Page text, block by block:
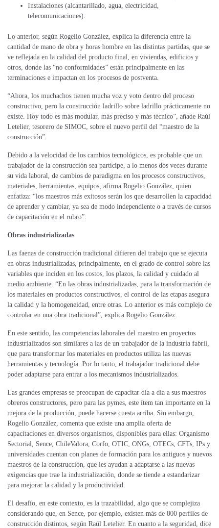
Instalaciones (alcantarillado, agua, electricidad,
telecomunicaciones).
Lo anterior, según Rogelio González, explica la diferencia entre la
cantidad de mano de obra y horas hombre en las distintas partidas, que se
ve reflejada en la calidad del producto final, en viviendas, edificios y
otros, donde las “no conformidades” están principalmente en las
terminaciones e impactan en los procesos de postventa.
“Ahora, los muchachos tienen mucha voz y voto dentro del proceso
constructivo, pero la construcción ladrillo sobre ladrillo prácticamente no
existe. Hoy todo es más modular, más preciso y más técnico”, añade Raúl
Letelier, tesorero de SIMOC, sobre el nuevo perfil del “maestro de la
construcción”.
Debido a la velocidad de los cambios tecnológicos, es probable que un
trabajador de la construcción sea partícipe, a lo menos dos veces durante
su vida laboral, de cambios de paradigma en los procesos constructivos,
materiales, herramientas, equipos, afirma Rogelio González, quien
enfatiza: “los maestros más exitosos serán los que desarrollen la capacidad
de aprender y cambiar, ya sea de modo independiente o a través de cursos
de capacitación en el rubro”.
Obras industrializadas
Las faenas de construcción tradicional difieren del trabajo que se ejecuta
en obras industrializadas, principalmente, en el grado de control sobre las
variables que inciden en los costos, los plazos, la calidad y cuidado al
medio ambiente. “En las obras industrializadas, para la transformación de
los materiales en productos constructivos, el control de las etapas asegura
la calidad y la homogeneidad, entre otras. Lo anterior es más complejo de
controlar en una obra tradicional”, explica Rogelio González.
En este sentido, las competencias laborales del maestro en proyectos
industrializados son similares a las de un trabajador de la industria fabril,
que para transformar los materiales en productos utiliza las nuevas
herramientas y tecnología. Por lo tanto, el trabajador tradicional debe
poder adaptarse para entrar a los mecanismos industrializados.
Las grandes empresas se preocupan de capacitar día a día a sus maestros
obreros constructores, pero para las pymes, este ítem tan importante en la
mejora de la producción, puede hacerse cuesta arriba. Sin embargo,
Rogelio González, comenta que existe una amplia oferta de
capacitaciones en diversos organismos, disponibles para ellas: Organismo
Sectorial, Sence, ChileValora, Corfo, OTIC, ONGs, OTECs, CFTs, IPs y
universidades cuentan con planes de formación para los antiguos y nuevos
maestros de la construcción, que les ayudan a adaptarse a las nuevas
exigencias que trae la industrialización, donde se tiende a estandarizar
para mejorar la calidad y la productividad.
El desafío, en este contexto, es la trazabilidad, algo que se complejiza
considerando que, en Sence, por ejemplo, existen más de 800 perfiles de
construcción distintos, según Raúl Letelier. En cuanto a la seguridad, dice